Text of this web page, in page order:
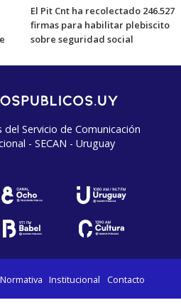
El Pit Cnt ha recolectado 246.527
firmas para habilitar plebiscito
sobre seguridad social
Servicio de Comunicación
- SECAN - Uruguay
Normativa Institucional Contacto